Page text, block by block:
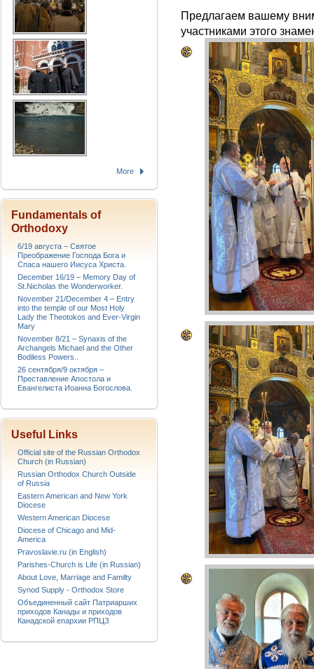
Предлагаем вашему
участниками этого
More
Fundamentals of
Orthodoxy
6/19 августа – Святое
Преображение Господа Бога и
Спаса нашего Иисуса Христа.
December 16/19 – Memory Day of
St.Nicholas the Wonderworker.
November 21/December 4 – Entry
into the temple of our Most Holy
Lady the Theotokos and Ever-Virgin
Mary
November 8/21 – Synaxis of the
Archangels Michael and the Other
Bodiless Powers..
26 сентября/9 октября –
Преставление Апостола и
Евангелиста Иоанна Богослова.
Useful Links
Official site of the Russian Orthodox
Church (in Russian)
Russian Orthodox Church Outside
of Russia
Eastern American and New York
Diocese
Western American Diocese
Diocese of Chicago and Mid-
America
Pravoslavie.ru (in English)
Parishes-Church is Life (in Russian)
About Love, Marriage and Familty
Synod Supply - Orthodox Store
Объединенный сайт Патриарших
приходов Канады и приходов
Канадской епархии РПЦЗ